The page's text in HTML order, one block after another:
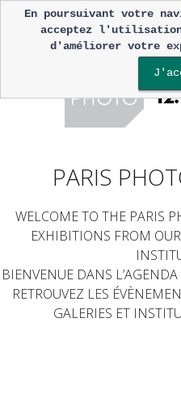
PARIS
WELCOME TO THE PARIS
EXHIBITIONS FROM
BIENVENUE DANS
RETROUVEZ LES
GALERIES ET
En poursuivant votre
acceptez l'utilisation
d'améliorer votre